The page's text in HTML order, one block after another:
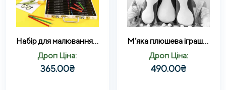
Набір для малювання з двосторонніми скетч маркерами в алюмінієвому скриньці Super Mega Art Set 68 предметів
Дроп Ціна:
365.00₴
М’яка плюшева іграшка подушка обіймашка Хаскі темно-сірий 130 см
Дроп Ціна:
490.00₴